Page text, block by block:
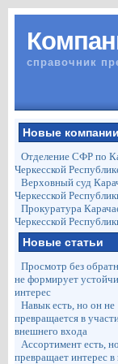
справочник
Новые компании
Отделение СФР по
Черкесской
Верховный суд
Черкесской
Прокуратура
Черкесской
Новые статьи
Просмотр без
не формирует
интерес
Навык есть, но он не
превращается в
внешнего входа
Ассортимент есть,
превращает интерес в